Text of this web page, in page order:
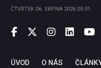
ČTVRTEK 06. SRPNA 2026 05:01
ÚVOD O NÁS